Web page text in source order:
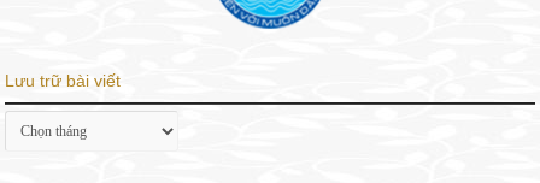
Lưu trữ bài viết
Lưu
trữ